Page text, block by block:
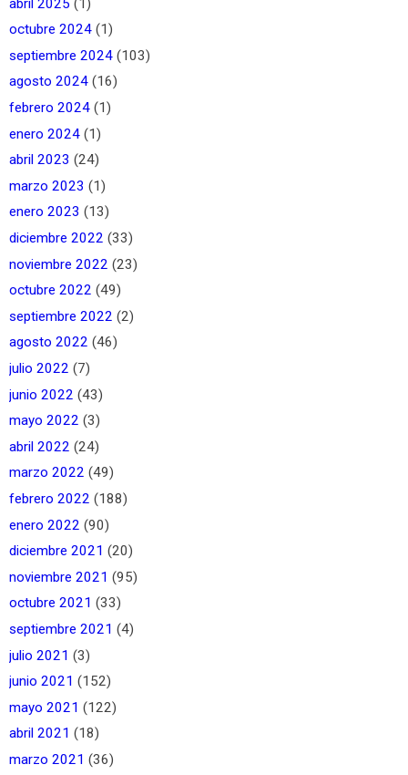
abril 2025 (1)
octubre 2024 (1)
septiembre 2024 (103)
agosto 2024 (16)
febrero 2024 (1)
enero 2024 (1)
abril 2023 (24)
marzo 2023 (1)
enero 2023 (13)
diciembre 2022 (33)
noviembre 2022 (23)
octubre 2022 (49)
septiembre 2022 (2)
agosto 2022 (46)
julio 2022 (7)
junio 2022 (43)
mayo 2022 (3)
abril 2022 (24)
marzo 2022 (49)
febrero 2022 (188)
enero 2022 (90)
diciembre 2021 (20)
noviembre 2021 (95)
octubre 2021 (33)
septiembre 2021 (4)
julio 2021 (3)
junio 2021 (152)
mayo 2021 (122)
abril 2021 (18)
marzo 2021 (36)